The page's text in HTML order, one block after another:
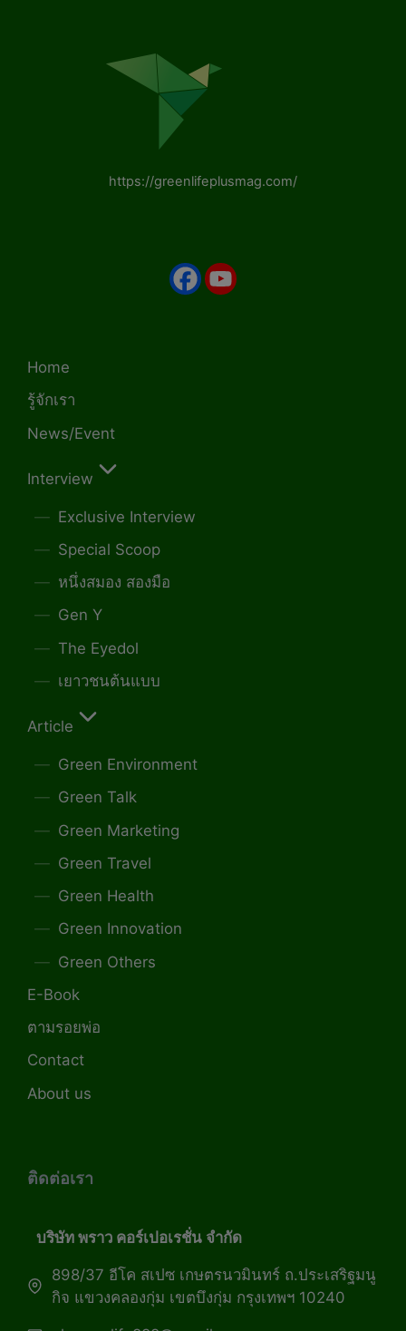
https://greenlifeplusmag.com/
Home
รู้จักเรา
News/Event
Interview
Exclusive Interview
Special Scoop
หนึ่งสมอง สองมือ
Gen Y
The Eyedol
เยาวชนต้นแบบ
Article
Green Environment
Green Talk
Green Marketing
Green Travel
Green Health
Green Innovation
Green Others
E-Book
ตามรอยพ่อ
Contact
About us
ติดต่อเรา
บริษัท พราว คอร์เปอเรชั่น จำกัด
898/37 อีโค สเปซ เกษตรนวมินทร์ ถ.ประเสริฐมนู
กิจ แขวงคลองกุ่ม เขตบึงกุ่ม กรุงเทพฯ 10240